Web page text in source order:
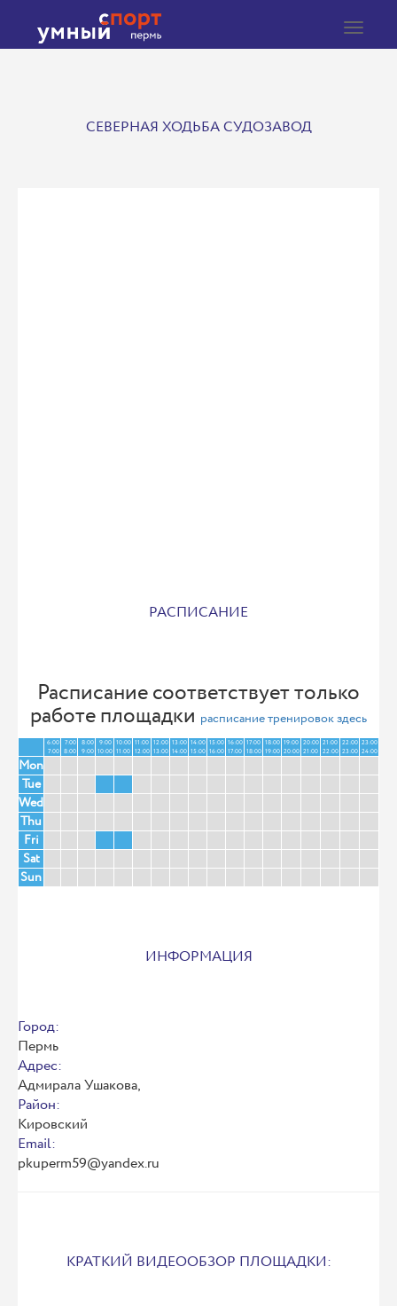
Toggle
СЕВЕРНАЯ ХОДЬБА СУДОЗАВОД
РАСПИСАНИЕ
Расписание соответствует только
работе площадки расписание тренировок здесь
6:00
7:00
7:00
8:00
8:00
9:00
9:00
10:00
10:00
11:00
11:00
12:00
12:00
13:00
13:00
14:00
14:00
15:00
15:00
16:00
16:00
17:00
17:00
18:00
18:00
19:00
19:00
20:00
20:00
21:00
21:00
22:00
22:00
23:00
23:00
24:00
Mon
Tue
Wed
Thu
Fri
Sat
Sun
ИНФОРМАЦИЯ
Город:
Пермь
Адрес:
Адмирала Ушакова,
Район:
Кировский
Email:
pkuperm59@yandex.ru
КРАТКИЙ ВИДЕООБЗОР ПЛОЩАДКИ: